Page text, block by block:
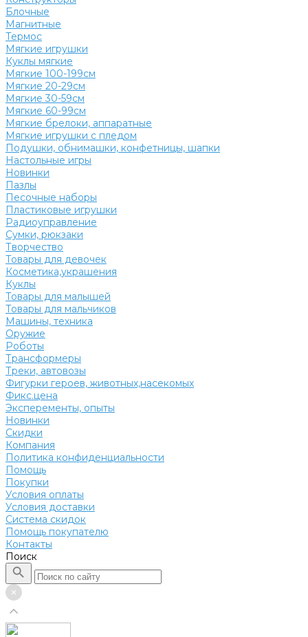
Блочные
Магнитные
Термос
Мягкие игрушки
Куклы мягкие
Мягкие 100-199см
Мягкие 20-29см
Мягкие 30-59см
Мягкие 60-99см
Мягкие брелоки, аппаратные
Мягкие игрушки с пледом
Подушки, обнимашки, конфетницы, шапки
Настольные игры
Новинки
Пазлы
Песочные наборы
Пластиковые игрушки
Радиоуправление
Сумки, рюкзаки
Творчество
Товары для девочек
Косметика,украшения
Куклы
Товары для малышей
Товары для мальчиков
Машины, техника
Оружие
Роботы
Трансформеры
Треки, автовозы
Фигурки героев, животных,насекомых
Фикс.цена
Эксперементы, опыты
Новинки
Скидки
Компания
Политика конфиденциальности
Помощь
Покупки
Условия оплаты
Условия доставки
Система скидок
Помощь покупателю
Контакты
Поиск